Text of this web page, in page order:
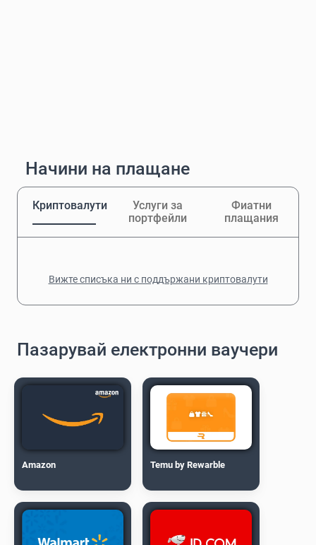
Начини на плащане
Криптовалути
Услуги за
портфейли
Фиатни
плащания
Вижте списъка ни с поддържани криптовалути
Пазарувай електронни ваучери
Amazon Temu by Rewarble